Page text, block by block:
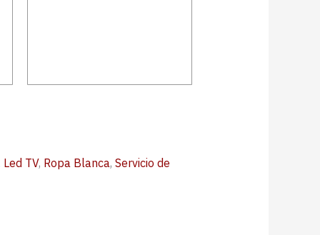
Led TV, Ropa Blanca, Servicio de